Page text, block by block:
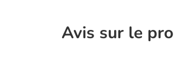
Avis sur le